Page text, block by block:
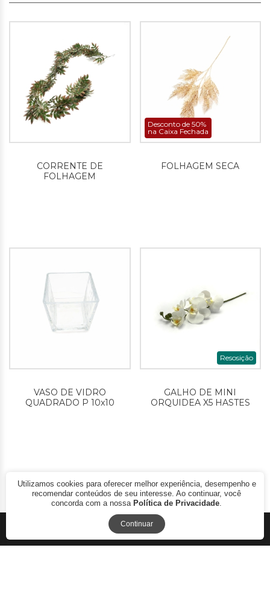
CORRENTE DE
FOLHAGEM
Desconto de 50%
na Caixa Fechada
FOLHAGEM SECA
VASO DE VIDRO
QUADRADO P 10x10
Resosição
GALHO DE MINI
ORQUIDEA X5 HASTES
Avaliações
WINMAX LTDA 2017 - COPYRIGHT © - DESIGNED BY NEW
Utilizamos cookies para oferecer melhor experiência, desempenho e
recomendar conteúdos de seu interesse. Ao continuar, você
concorda com a nossa Política de Privacidade.
Continuar